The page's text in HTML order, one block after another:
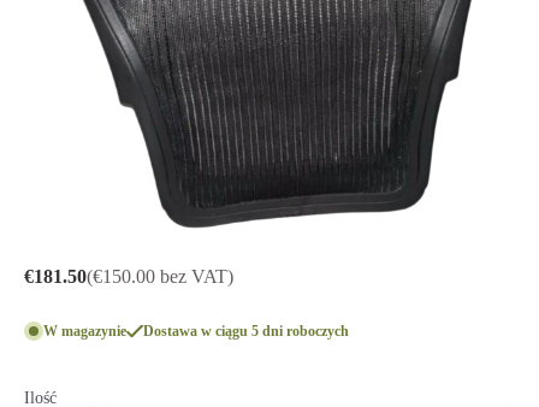
€181.50(€150.00 bez VAT)
W magazynie Dostawa w ciągu 5 dni roboczych
Ilość